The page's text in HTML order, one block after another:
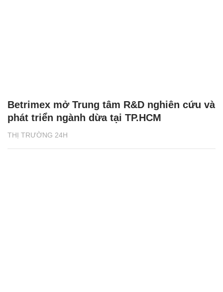
THỊ TRƯỜNG 24H
Betrimex mở Trung tâm R&D nghiên cứu và
phát triển ngành dừa tại TP.HCM